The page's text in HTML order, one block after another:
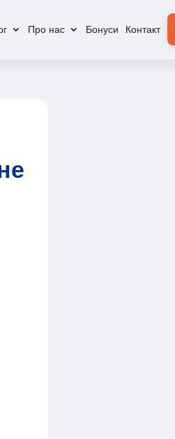
Про нас Бонуси Контакт